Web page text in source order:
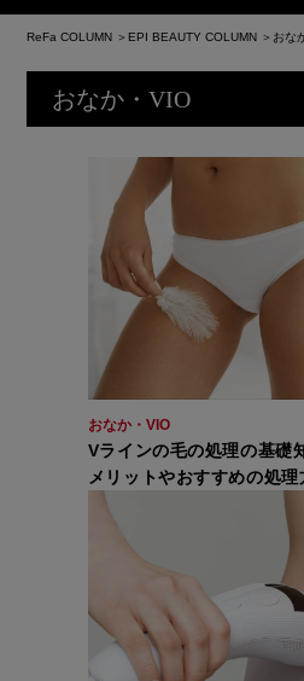
ReFa COLUMN ＞ EPI BEAUTY COLUMN ＞おな
おなか・VIO
おなか・VIO
Vラインの毛の処理の基礎
メリットやおすすめの処理